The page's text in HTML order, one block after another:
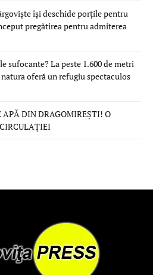
își deschide porțile pentru
pregătirea pentru admiterea
sufocante? La peste 1.600 de metri
oferă un refugiu spectaculos
DIN DRAGOMIREȘTI! O